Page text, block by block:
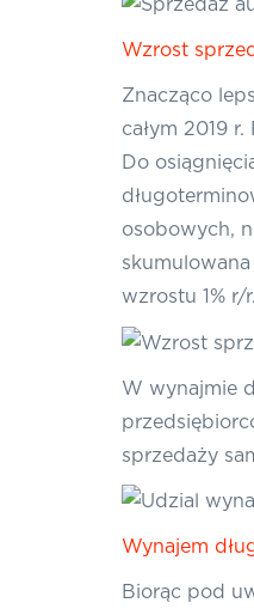
Wzrost
Znacząco
całym 2019
Do
osobowych,
wzrostu 1% r/r.
W wynajmie
sprzedaży
Wynajem
Biorąc pod